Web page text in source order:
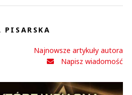
PISARSKA
Najnowsze artykuły autora
Napisz wiadomość